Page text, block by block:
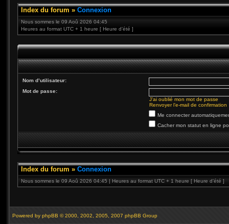
Index du forum » Connexion
Nous sommes le 09 Aoû 2026 04:45
Heures au format UTC + 1 heure [ Heure d’été ]
Nom d’utilisateur:
Mot de passe:
J’ai oublié mon mot de passe
Renvoyer l’e-mail de confirmation
Me connecter
Cacher mon statut en ligne
Index du forum » Connexion
Nous sommes le 09 Aoû 2026 04:45 | Heures au format UTC + 1 heure [ Heure d’été ]
Powered by phpBB © 2000, 2002, 2005, 2007 phpBB Group